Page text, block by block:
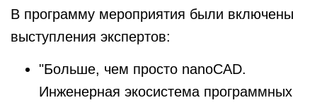
В программу мероприятия были включены
выступления экспертов:
"Больше, чем просто nanoCAD.
Инженерная экосистема программных